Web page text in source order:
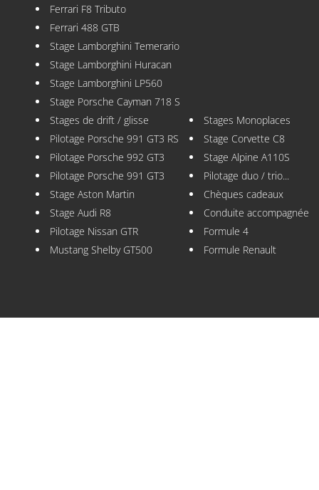
Ferrari F8 Tributo
Ferrari 488 GTB
Stage Lamborghini Temerario
Stage Lamborghini Huracan
Stage Lamborghini LP560
Stage Porsche Cayman 718 S
Stages de drift / glisse
Pilotage Porsche 991 GT3 RS
Pilotage Porsche 992 GT3
Pilotage Porsche 991 GT3
Stage Aston Martin
Stage Audi R8
Pilotage Nissan GTR
Mustang Shelby GT500
Stages Monoplaces
Stage Corvette C8
Stage Alpine A110S
Pilotage duo / trio...
Chèques cadeaux
Conduite accompagnée
Formule 4
Formule Renault